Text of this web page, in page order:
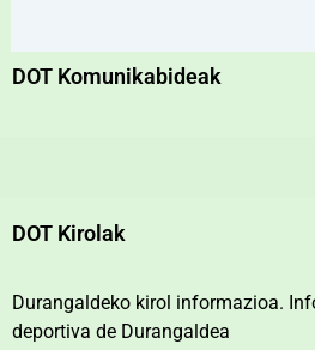
DOT Komunikabideak
DOT Kirolak
Durangaldeko kirol informazioa.
deportiva de Durangaldea